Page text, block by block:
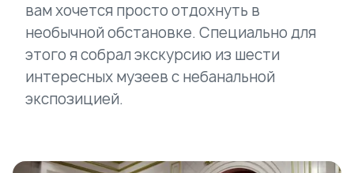
вам хочется просто отдохнуть в
необычной обстановке. Специально для
этого я собрал экскурсию из шести
интересных музеев с небанальной
экспозицией.